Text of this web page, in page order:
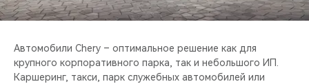
НАШИ МЕРОПРИЯТИЯ
Автомобили Chery – оптимальное решение как для
крупного корпоративного парка, так и небольшого ИП.
Каршеринг, такси, парк служебных автомобилей или